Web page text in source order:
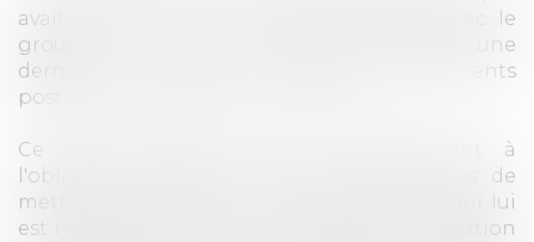
avait poursuivi les échanges bilatéraux avec le
groupe Coop et avait même organisé une
dernière réunion entre concurrents
postérieurement à l'avis de clémence.
Ce n'est pourtant pas le manquement à
l'obligation mise à sa charge par cet avis de
mettre immédiatement fin aux pratiques qui lui
est reproché mais le non respect de "l'obligation